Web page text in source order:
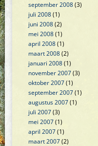
september 2008(3)
juli 2008(1)
juni 2008(2)
mei 2008(1)
april 2008(1)
maart 2008(2)
januari 2008(1)
november 2007(3)
oktober 2007(1)
september 2007(1)
augustus 2007(1)
juli 2007(3)
mei 2007(1)
april 2007(1)
maart 2007(2)